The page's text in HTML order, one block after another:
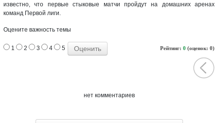
известно, что первые стыковые матчи пройдут на домашних аренах
команд Первой лиги.
Оцените важность темы
Рейтинг: 0 (оценок: 0)
1 2 3 4 5
нет комментариев